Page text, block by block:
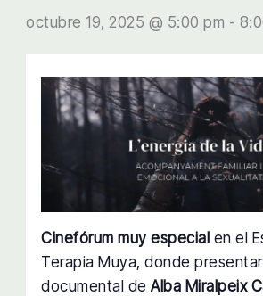
octubre 19, 2025 @ 5:00 pm -
Cinefórum muy especial en el
Terapia Muya, donde
documental deAlba Miralpeix